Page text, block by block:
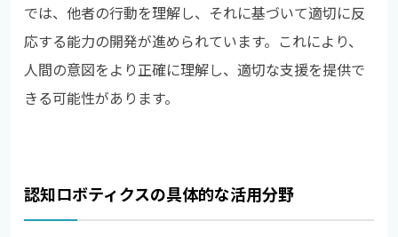
では、他者の行動を理解し、それに基づいて適切に反
応する能力の開発が進められています。これにより、
人間の意図をより正確に理解し、適切な支援を提供で
きる可能性があります。
認知ロボティクスの具体的な活用分野